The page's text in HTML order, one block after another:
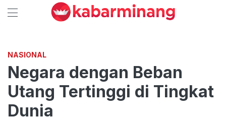
NASIONAL
Negara dengan Beban
Utang Tertinggi di Tingkat
Dunia